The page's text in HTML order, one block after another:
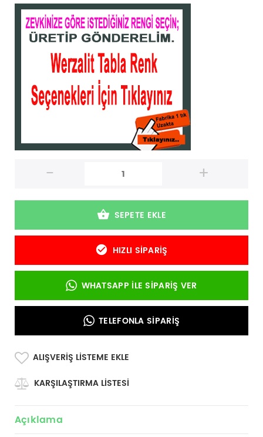
- +
SEPETE EKLE
HIZLI SIPARIŞ
WHATSAPP İLE SIPARIŞ VER
TELEFONLA SIPARIŞ
ALIŞVERIŞ LISTEME EKLE
KARŞILAŞTIRMA LISTESI
Açıklama